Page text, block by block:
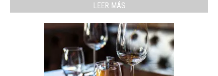
LEER MÁS